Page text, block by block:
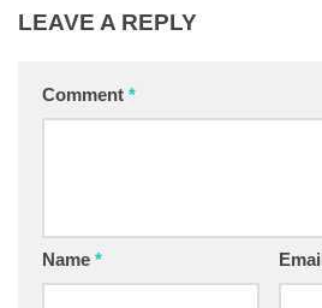
LEAVE A REPLY
Comment *
Name * Email